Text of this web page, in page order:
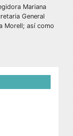
Mariana
General
Morell; así como